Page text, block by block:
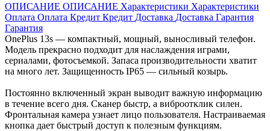
ОПИСАНИЕ ОПИСАНИЕ Характеристики Характеристики
Оплата Оплата Кредит Кредит Доставка Доставка Гарантия
Гарантия
OnePlus 13s — компактный, мощный, выносливый телефон.
Модель прекрасно подходит для наслаждения играми,
сериалами, фотосъемкой. Запаса производительности хватит
на много лет. Защищенность IP65 — сильный козырь.
Постоянно включенный экран выводит важную информацию
в течение всего дня. Сканер быстр, а виброотклик силен.
Фронтальная камера узнает лицо пользователя. Настраиваемая
кнопка дает быстрый доступ к полезным функциям.